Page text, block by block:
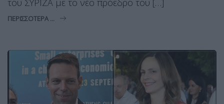
του ΣΥΡΙΖΑ με το νέο πρόεδρο του […]
ΠΕΡΙΣΣΌΤΕΡΑ ...